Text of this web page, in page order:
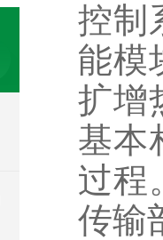
控制
能模
扩增
基本
过程
传输